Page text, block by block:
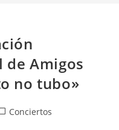
de Amigos
no tubo»
Conciertos